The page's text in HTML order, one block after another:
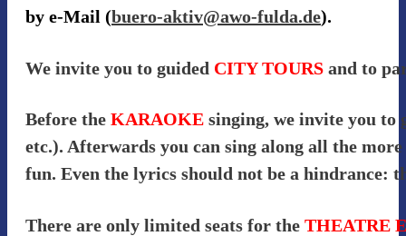
by e-Mail (buero-aktiv@awo-fulda.de).
We invite you to guided CITY TOURS and to
Before the KARAOKE singing, we invite you to
etc.). Afterwards you can sing along all the
fun. Even the lyrics should not be a hindrance:
There are only limited seats for the THEATRE